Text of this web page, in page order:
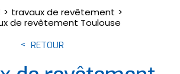
travaux de revêtement
de revêtement Toulouse
RETOUR